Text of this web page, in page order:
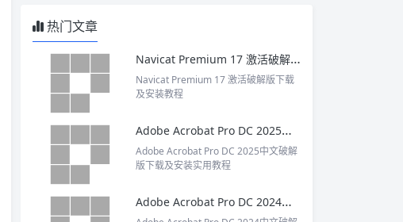
热门文章
Navicat Premium 17 激活破解版下载及安装教程
Navicat Premium 17 激活破解版下载
及安装教程
Adobe Acrobat Pro DC 2025中文破解版下载及安装实用教程
Adobe Acrobat Pro DC 2025中文破解
版下载及安装实用教程
Adobe Acrobat Pro DC 2024中文破解版下载及安装实用教程